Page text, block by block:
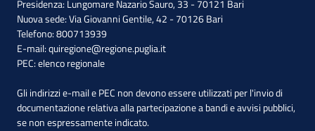
Presidenza: Lungomare Nazario Sauro, 33 - 70121 Bari
Nuova sede: Via Giovanni Gentile, 42 - 70126 Bari
Telefono: 800713939
E-mail:quiregione@regione.puglia.it
PEC:elenco regionale
Gli indirizzi e-mail e PEC non devono essere utilizzati per l'invio di
documentazione relativa alla partecipazione a bandi e avvisi pubblici,
se non espressamente indicato.